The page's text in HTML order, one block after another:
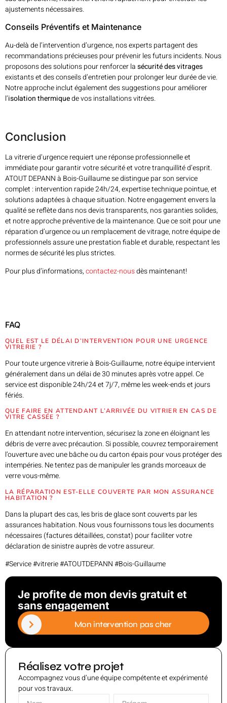
ajustements nécessaires.
Conseils Préventifs et Maintenance
Au-delà de l’intervention d’urgence, nos experts partagent des
recommandations précieuses pour prévenir les futurs incidents. Nous
proposons des solutions pour renforcer lasécurité des vitrages
existants et des conseils d’entretien pour prolonger leur durée de vie.
Notre approche inclut également des suggestions pour améliorer
l’isolation thermiquede vos installations vitrées.
Conclusion
La vitrerie d’urgence requiert une réponse professionnelle et
immédiate pour garantir votre sécurité et votre tranquillité d’esprit.
ATOUT DEPANN à Bois-Guillaume se distingue par son service
complet : intervention rapide 24h/24, expertise technique pointue, et
solutions adaptées à chaque situation. Notre engagement envers la
qualité se reflète dans nos devis transparents, nos garanties solides,
et notre approche préventive de la maintenance. Que ce soit pour une
réparation d’urgence ou un remplacement de vitrage, notre équipe de
professionnels assure une prestation fiable et durable, respectant les
normes de sécurité les plus strictes.
Pour plus d’informations,contactez-nousdès maintenant!
FAQ
QUEL EST LE DÉLAI D’INTERVENTION POUR UNE URGENCE
VITRERIE ?
Pour toute urgence vitrerie à Bois-Guillaume, notre équipe intervient
généralement dans un délai de 30 minutes après votre appel. Ce
service est disponible 24h/24 et 7j/7, même les week-ends et jours
fériés.
QUE FAIRE EN ATTENDANT L’ARRIVÉE DU VITRIER EN CAS DE
VITRE CASSÉE ?
En attendant notre intervention, sécurisez la zone en éloignant les
débris de verre avec précaution. Si possible, couvrez temporairement
l’ouverture avec une bâche ou du carton épais pour vous protéger des
intempéries. Ne tentez pas de manipuler les grands morceaux de
verre vous-même.
LA RÉPARATION EST-ELLE COUVERTE PAR MON ASSURANCE
HABITATION ?
Dans la plupart des cas, les bris de glace sont couverts par les
assurances habitation. Nous vous fournissons tous les documents
nécessaires (factures détaillées, constat) pour faciliter votre
déclaration de sinistre auprès de votre assureur.
#Service #vitrerie #ATOUTDEPANN #Bois-Guillaume
Je profite de mon devis gratuit et
sans engagement
Mon intervention pas cher
Réalisez votre projet
Accompagnez vous d’une équipe compétente et expérimenté
pour vos travaux.